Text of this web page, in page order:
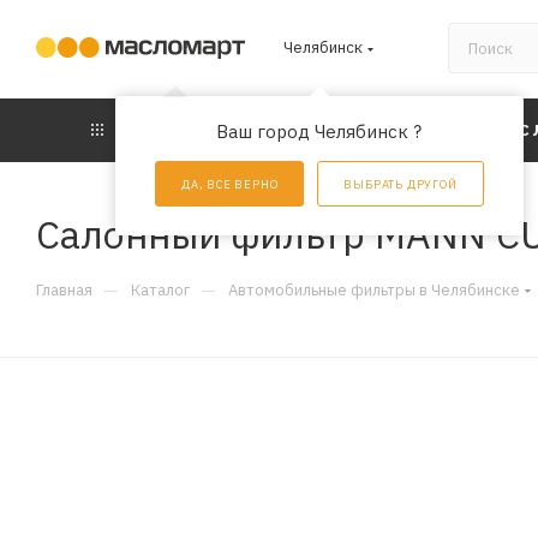
Челябинск
Ваш город Челябинск ?
ДА, ВСЕ ВЕРНО ВЫБРАТЬ ДРУГОЙ
АКЦИИ
Салонный фильтр MANN
Главная — Каталог — Автомобильные фильтры в Челябинске